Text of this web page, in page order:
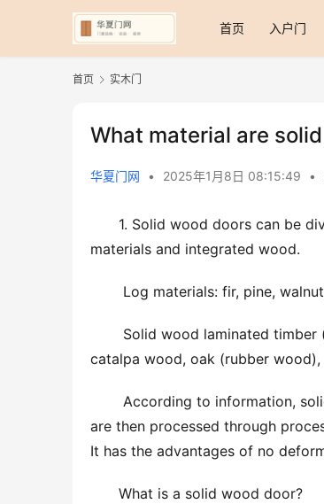
首页 入户门
首页 实木门
What material are
华夏门网 • 2025年1月8日 08:15:49 •
1. Solid wood doors can be
materials and integrated wood.
Log materials: fir, pine,
catalpa wood, oak (rubber wood),
are then processed through
It has the advantages of no
What is a solid wood door?